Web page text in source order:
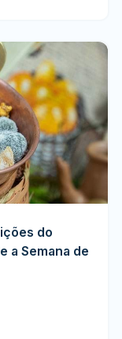
do
a Semana de